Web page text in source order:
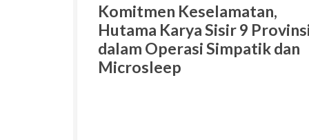
Komitmen Keselamatan,
Hutama Karya Sisir 9
dalam Operasi Simpatik dan
Microsleep